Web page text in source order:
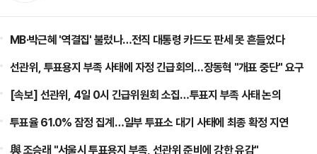
MB·박근혜 '역결집' 불렀나…전직 대통령 카드도 판세 못 흔들었다
선관위, 투표용지 부족 사태에 자정 긴급회의…장동혁 "개표 중단" 요구
[속보] 선관위, 4일 0시 긴급위원회 소집…투표지 부족 사태 논의
투표율 61.0% 잠정 집계…일부 투표소 대기 사태에 최종 확정 지연
與 조승래 "서울시 투표용지 부족, 선관위 준비에 강한 유감"